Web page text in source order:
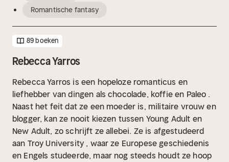
Romantische fantasy
89 boeken
Rebecca Yarros
Rebecca Yarros is een hopeloze romanticus en
liefhebber van dingen als chocolade, koffie en Paleo .
Naast het feit dat ze een moeder is, militaire vrouw en
blogger, kan ze nooit kiezen tussen Young Adult en
New Adult, zo schrijft ze allebei. Ze is afgestudeerd
aan Troy University , waar ze Europese geschiedenis
en Engels studeerde, maar nog steeds houdt ze hoop